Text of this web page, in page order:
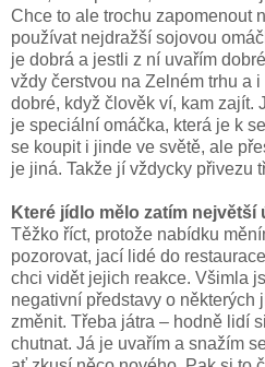
Chce to ale trochu zapomenout
používat nejdražší sojovou
je dobrá a jestli z ní uvařím
vždy čerstvou na Zelném trhu a
dobré, když člověk ví, kam zajít.
je speciální omáčka, která je k
se koupit i jinde ve světě, ale
je jiná. Takže jí vždycky přivezu
Které jídlo mělo zatím největší
Těžko říct, protože nabídku
pozorovat, jací lidé do
chci vidět jejich reakce. Všimla
negativní představy o některých
změnit. Třeba játra – hodně lidí
chutnat. Já je uvařím a snažím